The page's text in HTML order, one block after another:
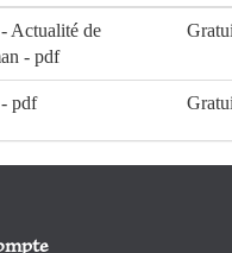
Actualité de
- pdf
pdf